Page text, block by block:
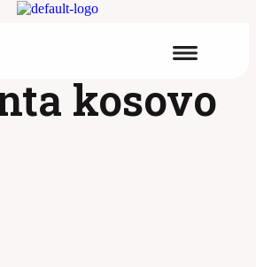
kosovo